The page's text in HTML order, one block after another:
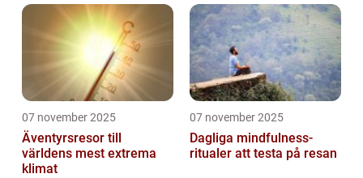
07 november 2025
Äventyrsresor till
världens mest extrema
klimat
07 november 2025
Dagliga mindfulness-
ritualer att testa på resan